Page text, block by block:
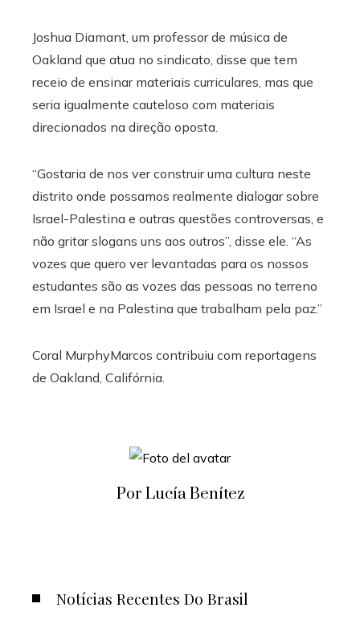
Joshua Diamant, um professor de música de
Oakland que atua no sindicato, disse que tem
receio de ensinar materiais curriculares, mas que
seria igualmente cauteloso com materiais
direcionados na direção oposta.
“Gostaria de nos ver construir uma cultura neste
distrito onde possamos realmente dialogar sobre
Israel-Palestina e outras questões controversas, e
não gritar slogans uns aos outros”, disse ele. “As
vozes que quero ver levantadas para os nossos
estudantes são as vozes das pessoas no terreno
em Israel e na Palestina que trabalham pela paz.”
Coral MurphyMarcos contribuiu com reportagens
de Oakland, Califórnia.
Por Lucía Benítez
Notícias Recentes Do Brasil